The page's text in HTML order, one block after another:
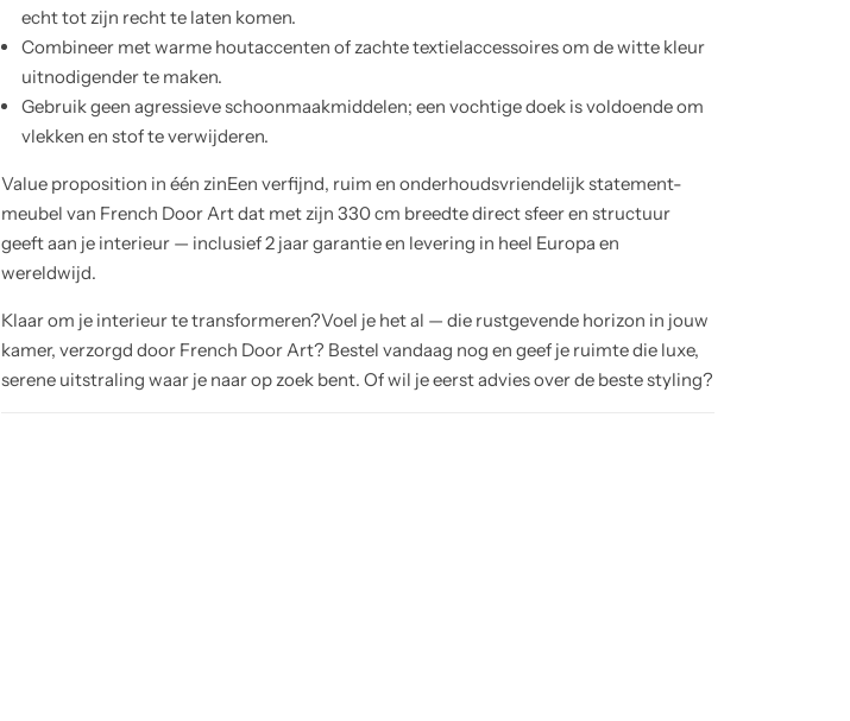
echt tot zijn recht te laten komen.
Combineer met warme houtaccenten of zachte textielaccessoires om de witte kleur
uitnodigender te maken.
Gebruik geen agressieve schoonmaakmiddelen; een vochtige doek is voldoende om
vlekken en stof te verwijderen.
Value proposition in één zinEen verfijnd, ruim en onderhoudsvriendelijk statement-
meubel van French Door Art dat met zijn 330 cm breedte direct sfeer en structuur
geeft aan je interieur — inclusief 2 jaar garantie en levering in heel Europa en
wereldwijd.
Klaar om je interieur te transformeren?Voel je het al — die rustgevende horizon in jouw
kamer, verzorgd door French Door Art? Bestel vandaag nog en geef je ruimte die luxe,
serene uitstraling waar je naar op zoek bent. Of wil je eerst advies over de beste styling?